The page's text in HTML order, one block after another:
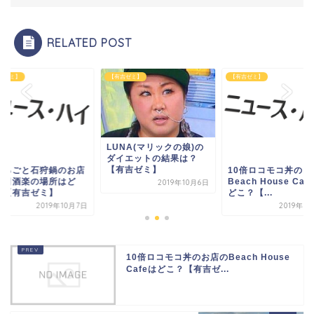
RELATED POST
ゼミ】
るごと石狩鍋のお店
日酒楽の場所はど
【有吉ゼミ】
2019年10月7日
【有吉ゼミ】
LUNA(マリックの娘)の
ダイエットの結果は？
【有吉ゼミ】
2019年10月6日
【有吉ゼミ】
10倍ロコモコ丼のお
Beach House
どこ？【...
2019年9
10倍ロコモコ丼のお店のBeach House
Cafeはどこ？【有吉ゼ...